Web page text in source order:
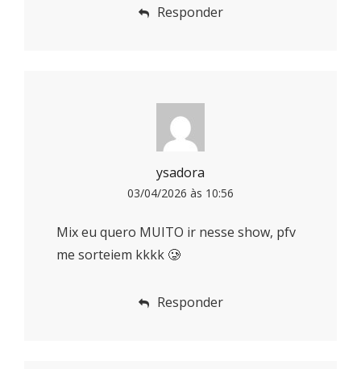
Responder
ysadora
03/04/2026 às 10:56
Mix eu quero MUITO ir nesse show, pfv
me sorteiem kkkk 🥲
Responder